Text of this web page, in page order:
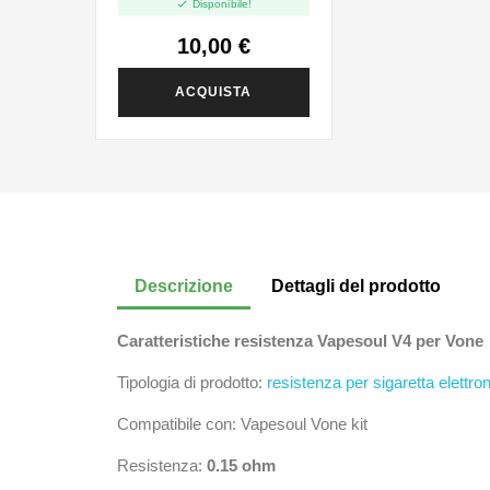
 Disponibile!
10,00 €
ACQUISTA
Descrizione Dettagli del prodotto
Caratteristiche resistenza Vapesoul V4 per Vone
Tipologia di prodotto: resistenza per sigaretta
Compatibile con: Vapesoul Vone kit
Resistenza: 0.15 ohm